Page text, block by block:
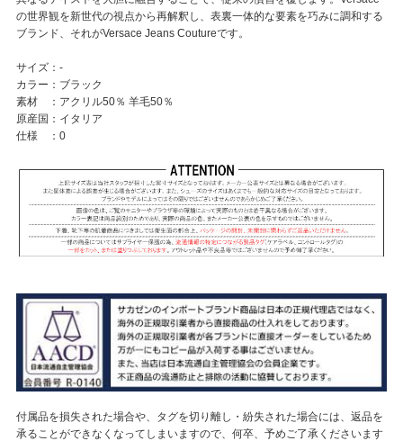
の世界観を新世代の視点から再解釈し、表裏一体的な要素を巧みに調和する
ブランド、それがVersace Jeans Coutureです。
サイズ：-
カラー：ブラック
素材 ：アクリル50％ 羊毛50％
原産国：イタリア
仕様 ：0
付属品を損失された場合や、タグを切り離し・紛失された場合には、返品を
承ることができなくなってしまいますので、何卒、予めご了承くださいます